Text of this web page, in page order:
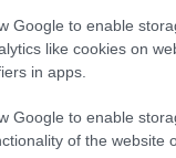
Google to enable
like cookies on
in apps.
Google to enable
of the website